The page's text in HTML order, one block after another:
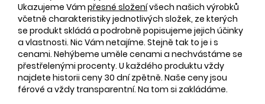
Ukazujeme Vám přesné složenívšech našich výrobků
včetně charakteristiky jednotlivých složek, ze kterých
se produkt skládá a podrobně popisujeme jejich účinky
a vlastnosti. Nic Vám netajíme. Stejně tak to je i s
cenami. Nehýbeme uměle cenami a nechvástáme se
přestřelenými procenty. U každého produktu vždy
najdete historii ceny 30 dní zpětně. Naše ceny jsou
férové a vždy transparentní. Na tom si zakládáme.